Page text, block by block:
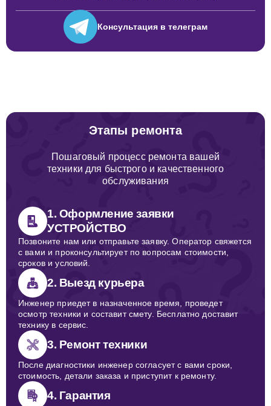
Консультация в телеграм
Этапы ремонта
Пошаговый процесс ремонта вашей
техники для быстрого и качественного
обслуживания
1. Оформление заявки
УСТРОЙСТВО
Позвоните нам или отправьте заявку. Оператор свяжется
с вами и проконсультирует по вопросам стоимости,
сроков и условий.
2. Выезд курьера
Инженер приедет в назначенное время, проведет
осмотр техники и составит смету. Бесплатно доставит
технику в сервис.
3. Ремонт техники
После диагностики инженер согласует с вами сроки,
стоимость, детали заказа и приступит к ремонту.
4. Гарантия